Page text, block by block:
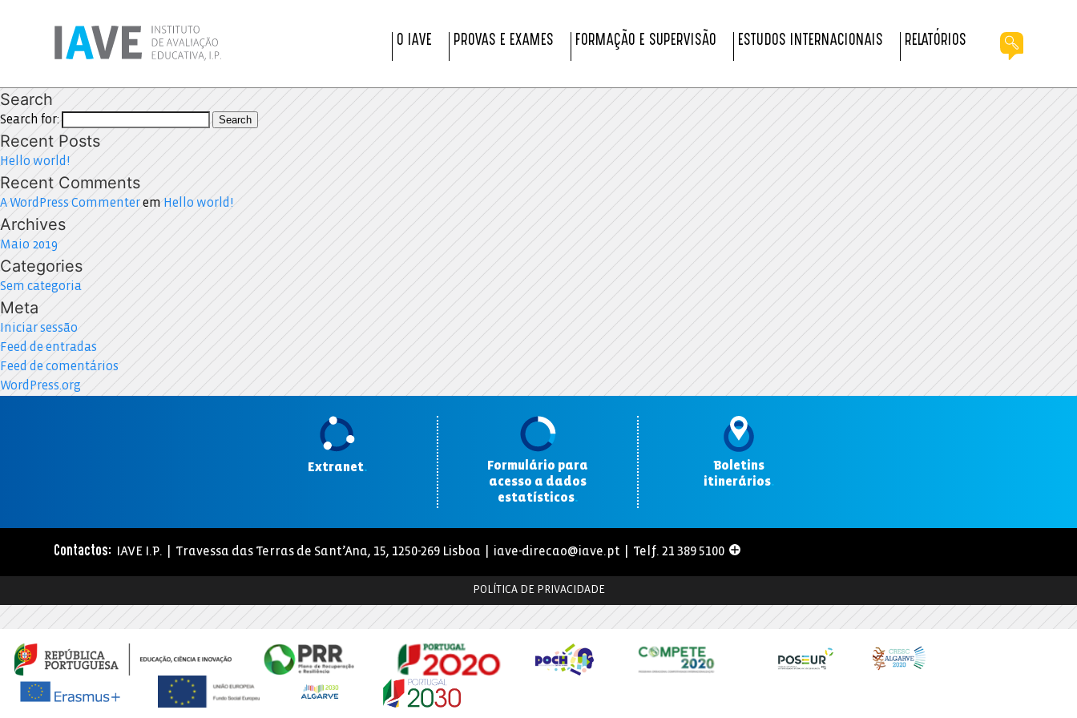
O IAVE PROVAS E EXAMES FORMAÇÃO E SUPERVISÃO ESTUDOS INTERNACIONAIS RELATÓRIOS
Search
Search for: Search
Recent Posts
Hello world!
Recent Comments
A WordPress Commenterem Hello world!
Archives
Maio 2019
Categories
Sem categoria
Meta
Iniciar sessão
Feed de entradas
Feed de comentários
WordPress.org
Extranet.
Formulário para
acesso a dados
estatísticos.
Boletins
itinerários.
Contactos: IAVE I.P. | Travessa das Terras de Sant’Ana, 15, 1250-269 Lisboa | iave-direcao@iave.pt | Telf. 21 389 5100
POLÍTICA DE PRIVACIDADE